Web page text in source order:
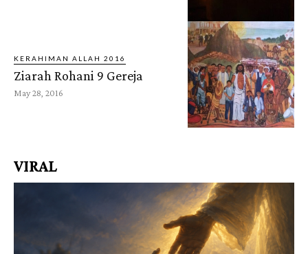
KERAHIMAN ALLAH 2016
Ziarah Rohani 9 Gereja
May 28, 2016
VIRAL